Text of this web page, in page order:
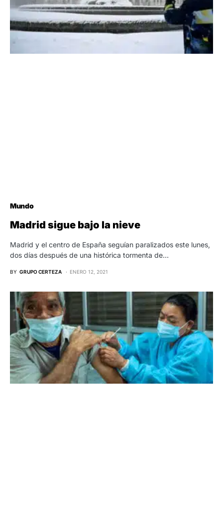
Mundo
Madrid sigue bajo la nieve
Madrid y el centro de España seguían paralizados este lunes,
dos días después de una histórica tormenta de…
BY GRUPO CERTEZA ENERO 12, 2021